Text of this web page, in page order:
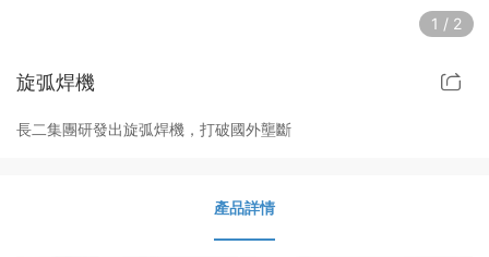
1 / 2
旋弧焊機
長二集團研發出旋弧焊機，打破國外壟斷
產品詳情